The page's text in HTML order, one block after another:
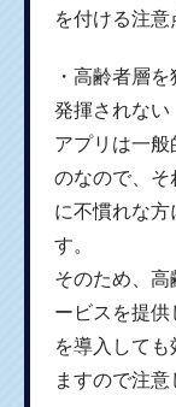
を付ける注意
・高齢者層
発揮されない
アプリは一般
のなので、そ
に不慣れな方
す。
そのため、
ービスを提供
を導入して
ますので注意